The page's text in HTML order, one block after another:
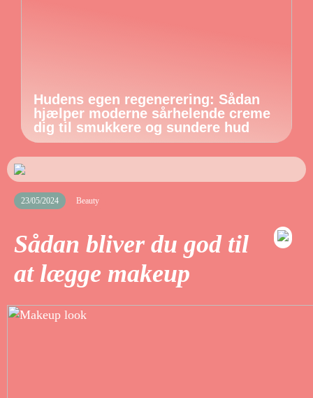
Hudens egen regenerering: Sådan
hjælper moderne sårhelende creme
dig til smukkere og sundere hud
23/05/2024 Beauty
Sådan bliver du god til
at lægge makeup